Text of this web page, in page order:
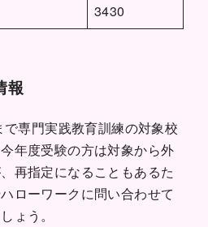
3430
報
専門実践教育訓練の対象校
年度受験の方は対象から外
再指定になることもあるた
ローワークに問い合わせて
ょう。